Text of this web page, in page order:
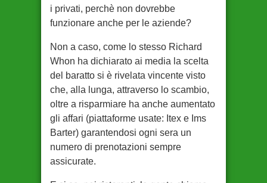
i privati, perchè non dovrebbe
funzionare anche per le aziende?
Non a caso, come lo stesso Richard
Whon ha dichiarato ai media la scelta
del baratto si è rivelata vincente visto
che, alla lunga, attraverso lo scambio,
oltre a risparmiare ha anche aumentato
gli affari (piattaforme usate: Itex e Ims
Barter) garantendosi ogni sera un
numero di prenotazioni sempre
assicurate.